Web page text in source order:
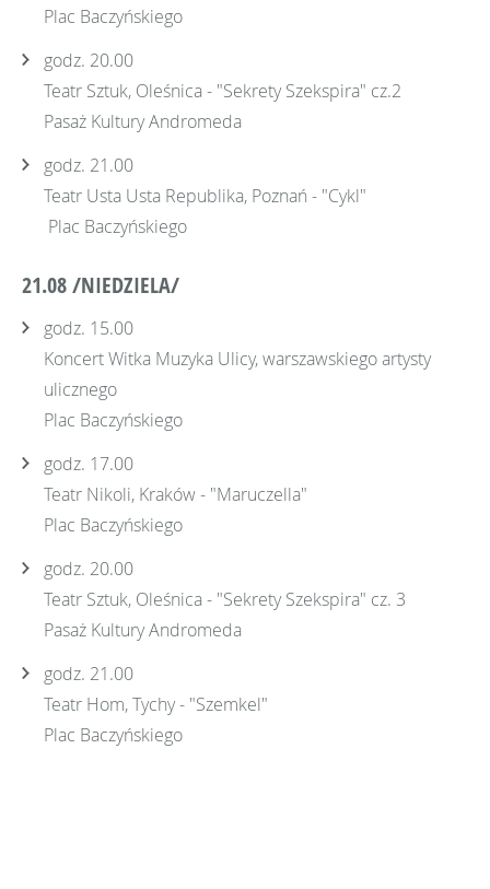
Plac Baczyńskiego
godz. 20.00
Teatr Sztuk, Oleśnica - "Sekrety Szekspira" cz.2
Pasaż Kultury Andromeda
godz. 21.00
Teatr Usta Usta Republika, Poznań - "Cykl"
Plac Baczyńskiego
21.08 /NIEDZIELA/
godz. 15.00
Koncert Witka Muzyka Ulicy, warszawskiego artysty
ulicznego
Plac Baczyńskiego
godz. 17.00
Teatr Nikoli, Kraków - "Maruczella"
Plac Baczyńskiego
godz. 20.00
Teatr Sztuk, Oleśnica - "Sekrety Szekspira" cz. 3
Pasaż Kultury Andromeda
godz. 21.00
Teatr Hom, Tychy - "Szemkel"
Plac Baczyńskiego